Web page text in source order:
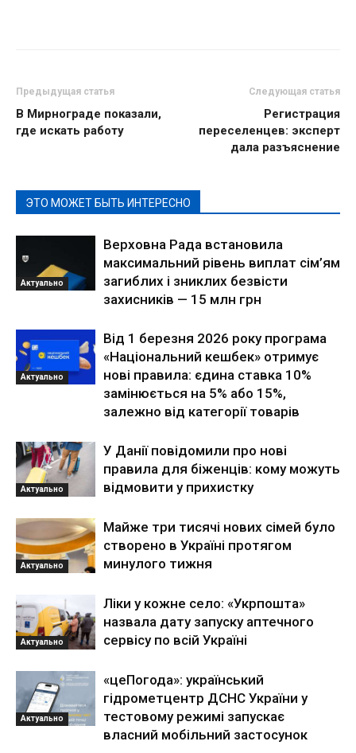
Предыдущая статья
В Мирнограде показали,
где искать работу
Следующая статья
Регистрация
переселенцев: эксперт
дала разъяснение
ЭТО МОЖЕТ БЫТЬ ИНТЕРЕСНО
Актуально
Верховна Рада встановила
максимальний рівень виплат сім’ям
загиблих і зниклих безвісти
захисників — 15 млн грн
Актуально
Від 1 березня 2026 року програма
«Національний кешбек» отримує
нові правила: єдина ставка 10%
замінюється на 5% або 15%,
залежно від категорії товарів
Актуально
У Данії повідомили про нові
правила для біженців: кому можуть
відмовити у прихистку
Актуально
Майже три тисячі нових сімей було
створено в Україні протягом
минулого тижня
Актуально
Ліки у кожне село: «Укрпошта»
назвала дату запуску аптечного
сервісу по всій Україні
Актуально
«цеПогода»: український
гідрометцентр ДСНС України у
тестовому режимі запускає
власний мобільний застосунок